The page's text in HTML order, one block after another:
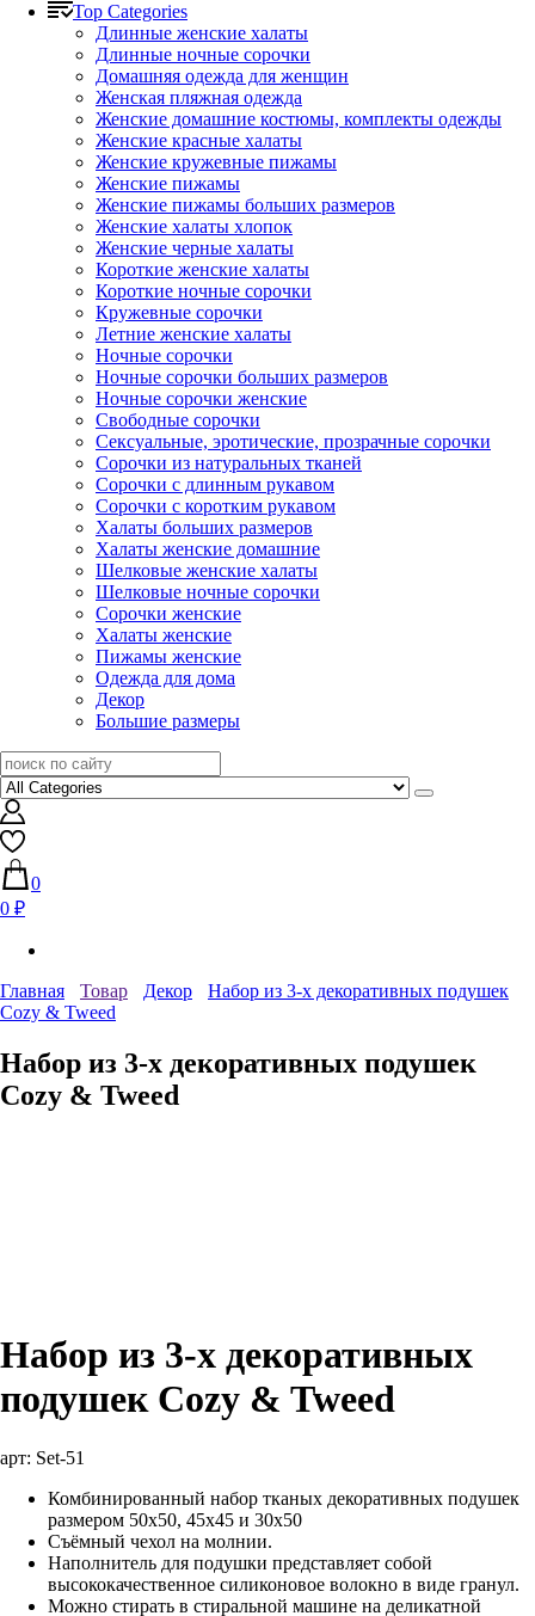
Top Categories
Длинные женские халаты
Длинные ночные сорочки
Домашняя одежда для женщин
Женская пляжная одежда
Женские домашние костюмы, комплекты одежды
Женские красные халаты
Женские кружевные пижамы
Женские пижамы
Женские пижамы больших размеров
Женские халаты хлопок
Женские черные халаты
Короткие женские халаты
Короткие ночные сорочки
Кружевные сорочки
Летние женские халаты
Ночные сорочки
Ночные сорочки больших размеров
Ночные сорочки женские
Свободные сорочки
Сексуальные, эротические, прозрачные сорочки
Сорочки из натуральных тканей
Сорочки с длинным рукавом
Сорочки с коротким рукавом
Халаты больших размеров
Халаты женские домашние
Шелковые женские халаты
Шелковые ночные сорочки
Сорочки женские
Халаты женские
Пижамы женские
Одежда для дома
Декор
Большие размеры
0
0 ₽
Главная Товар Декор
Набор из 3-х декоративных подушек
Cozy & Tweed
Набор из 3-х декоративных подушек
Cozy & Tweed
Набор из 3-х декоративных
подушек Cozy & Tweed
арт: Set-51
Комбинированный набор тканых декоративных подушек
размером 50х50, 45х45 и 30х50
Съёмный чехол на молнии.
Наполнитель для подушки представляет собой
высококачественное силиконовое волокно в виде гранул.
Можно стирать в стиральной машине на деликатной